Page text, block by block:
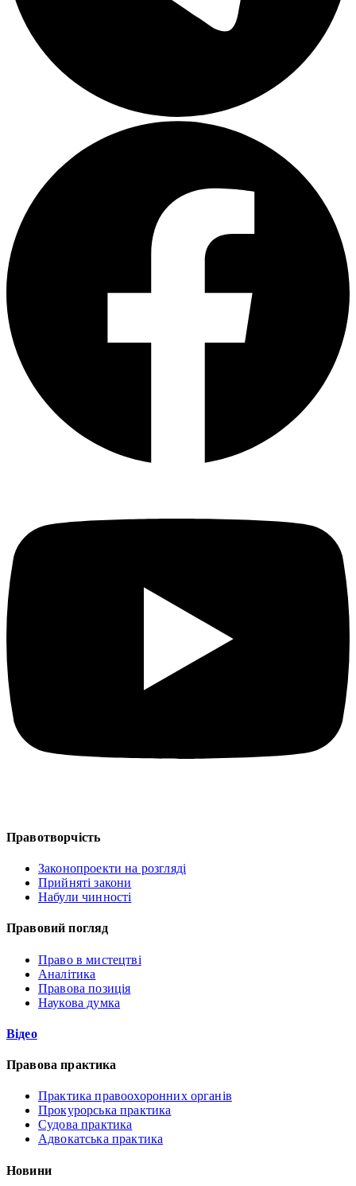
Правотворчість
Законопроекти на розгляді
Прийняті закони
Набули чинності
Правовий погляд
Право в мистецтві
Аналітика
Правова позиція
Наукова думка
Відео
Правова практика
Практика правоохоронних органів
Прокурорська практика
Судова практика
Адвокатська практика
Новини